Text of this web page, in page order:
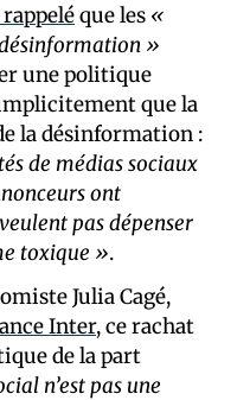
rappeléque les «
»
une politique
que la
la désinformation :
de médias sociaux
ont
pas dépenser
toxique ».
Julia Cagé,
Inter, ce rachat
de la part
n’est pas une